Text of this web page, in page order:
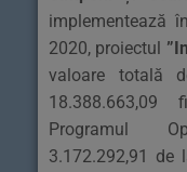
implementează
2020, proiectul
valoare totală
18.388.663,09
Programul
3.172.292,91 de